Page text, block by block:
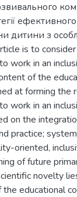
дитини з
is to
work in an
of the
at forming the
work in an
on the
practice;
oriented,
of future
novelty
educational